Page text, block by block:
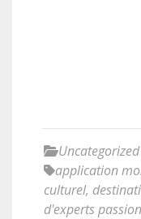
Uncategorized
application
culturel,
d'experts